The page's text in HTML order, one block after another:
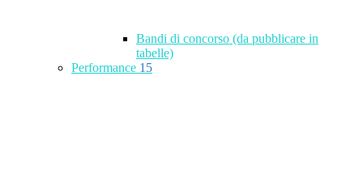
Bandi di concorso (da pubblicare in
tabelle)
Performance 15